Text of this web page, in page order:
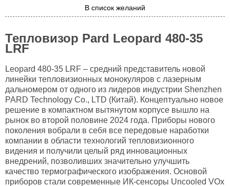
В список желаний
Тепловизор Pard Leopard 480-35
LRF
Leopard 480-35 LRF – средний представитель новой
линейки тепловизионных монокуляров с лазерным
дальномером от одного из лидеров индустрии Shenzhen
PARD Technology Co., LTD (Китай). Концептуально новое
решение в компактном вытянутом корпусе вышло на
рынок во второй половине 2024 года. Приборы нового
поколения вобрали в себя все передовые наработки
компании в области технологий тепловизионного
видения и получили целый ряд инновационных
внедрений, позволивших значительно улучшить
качество термографического изображения. Основой
приборов стали современные ИК-сенсоры Uncooled VOx